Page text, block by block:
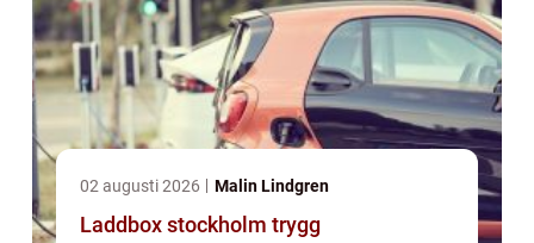
02 augusti 2026 Malin Lindgren
Laddbox stockholm trygg